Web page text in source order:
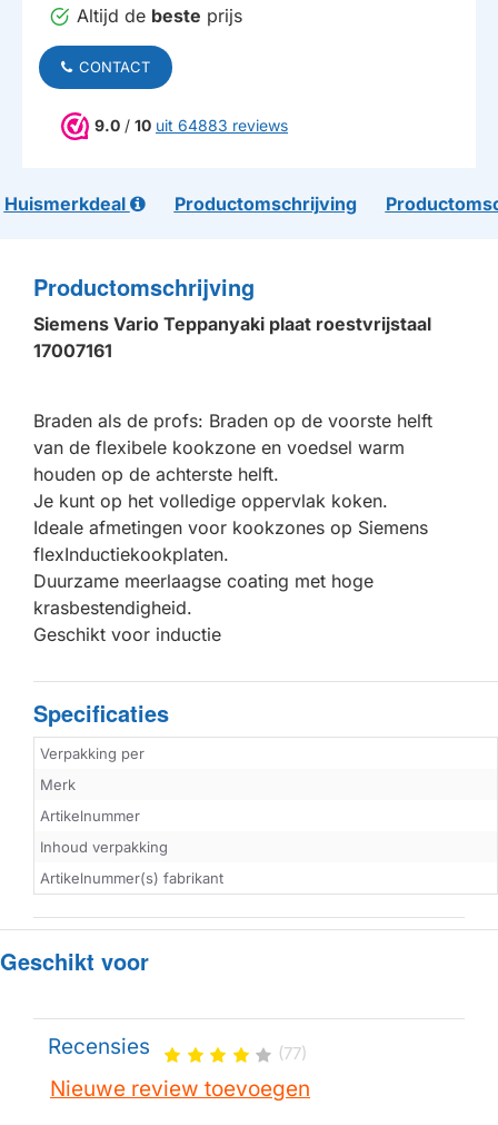
Altijd de beste prijs
CONTACT
9.0 / 10 uit 64883 reviews
Huismerkdeal Productomschrijving
Productomschrijving
Siemens Vario Teppanyaki plaat roestvrijstaal
17007161
Braden als de profs: Braden op de voorste helft
van de flexibele kookzone en voedsel warm
houden op de achterste helft.
Je kunt op het volledige oppervlak koken.
Ideale afmetingen voor kookzones op Siemens
flexInductiekookplaten.
Duurzame meerlaagse coating met hoge
krasbestendigheid.
Geschikt voor inductie
Specificaties
Verpakking per
Merk
Artikelnummer
Inhoud verpakking
Artikelnummer(s) fabrikant
Geschikt voor
Recensies (77)
Nieuwe review toevoegen